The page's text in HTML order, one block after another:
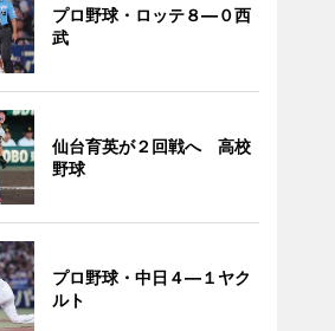
プロ野球・ロッテ８―０西
武
仙台育英が２回戦へ 高校
野球
プロ野球・中日４―１ヤク
ルト